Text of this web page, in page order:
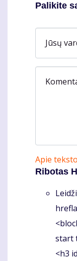
Palikite
Jūsų
Apie
Ribotas
start
<h3